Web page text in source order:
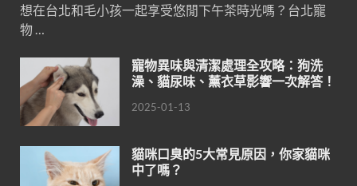
想在台北和毛小孩一起享受悠閒下午茶時光嗎？台北寵
物 …
寵物異味與清潔處理全攻略：狗洗
澡、貓尿味、薰衣草影響一次解答！
2025-01-13
貓咪口臭的5大常見原因，你家貓咪
中了嗎？